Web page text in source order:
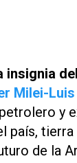
insignia
Milei-
y
país, tierra
de la